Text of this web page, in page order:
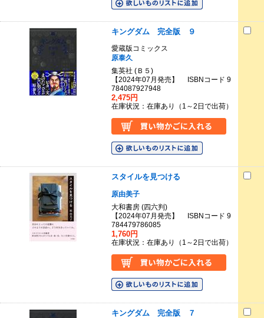
キングダム 完全版 ９
愛蔵版コミックス
原泰久
集英社 (Ｂ５)
【2024年07月発売】 ISBNコード 9
784087927948
2,475円
在庫状況：在庫あり（1～2日で出荷）
スタイルを見つける
原由美子
大和書房 (四六判)
【2024年07月発売】 ISBNコード 9
784479786085
1,760円
在庫状況：在庫あり（1～2日で出荷）
キングダム 完全版 ７